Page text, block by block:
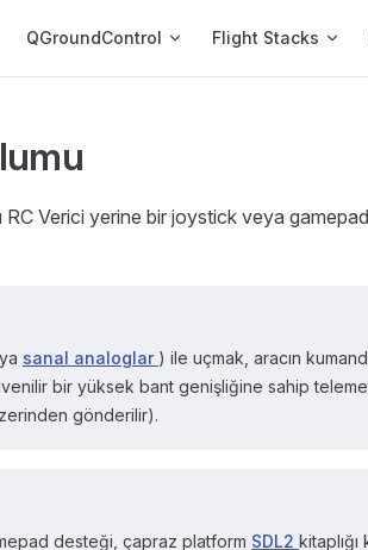
QGroundControl Flight Stacks
RC Verici yerine bir joystick veya
sanal analoglar ) ile uçmak, aracın
bir yüksek bant genişliğine sahip
gönderilir).
desteği, çapraz platform SDL2